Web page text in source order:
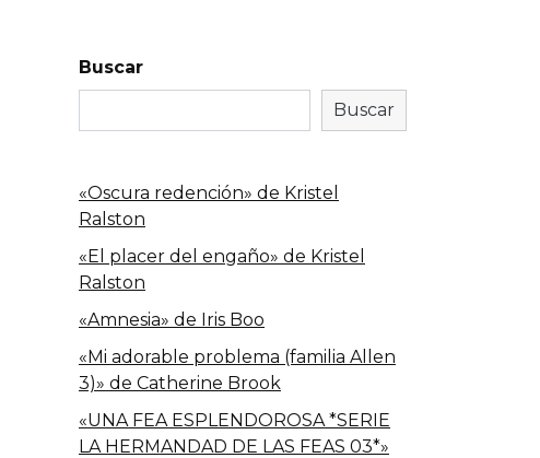
Buscar
Buscar
«Oscura redención» de Kristel
Ralston
«El placer del engaño» de Kristel
Ralston
«Amnesia» de Iris Boo
«Mi adorable problema (familia Allen
3)» de Catherine Brook
«UNA FEA ESPLENDOROSA *SERIE
LA HERMANDAD DE LAS FEAS 03*»